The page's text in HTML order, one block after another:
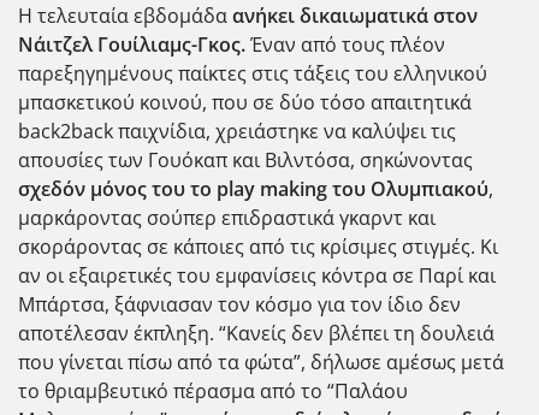
Η τελευταία εβδομάδαανήκει δικαιωματικά στον
Νάιτζελ Γουίλιαμς-Γκος.Έναν από τους πλέον
παρεξηγημένους παίκτες στις τάξεις του ελληνικού
μπασκετικού κοινού, που σε δύο τόσο απαιτητικά
back2back παιχνίδια, χρειάστηκε να καλύψει τις
απουσίες των Γουόκαπ και Βιλντόσα, σηκώνοντας
σχεδόν μόνος του το play making του Ολυμπιακού,
μαρκάροντας σούπερ επιδραστικά γκαρντ και
σκοράροντας σε κάποιες από τις κρίσιμες στιγμές. Κι
αν οι εξαιρετικές του εμφανίσεις κόντρα σε Παρί και
Μπάρτσα, ξάφνιασαν τον κόσμο για τον ίδιο δεν
αποτέλεσαν έκπληξη. “Κανείς δεν βλέπει τη δουλειά
που γίνεται πίσω από τα φώτα”, δήλωσε αμέσως μετά
το θριαμβευτικό πέρασμα από το “Παλάου